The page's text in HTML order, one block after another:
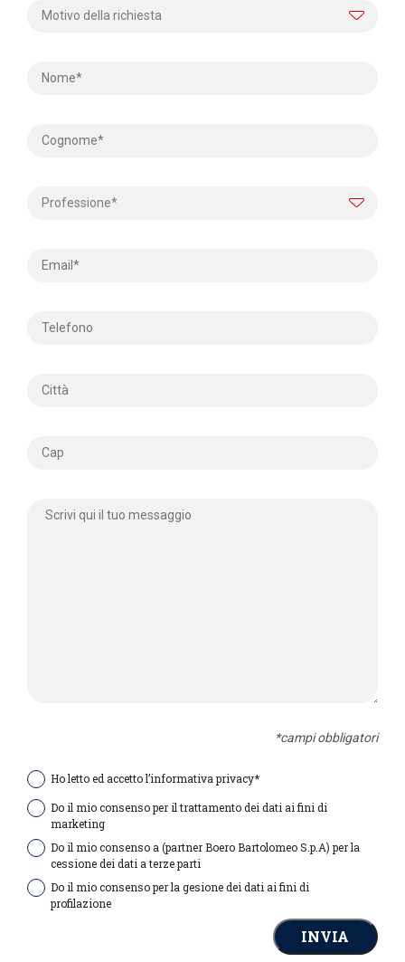
*campi obbligatori
Ho letto ed accetto l’informativa privacy*
Do il mio consenso per il trattamento dei dati ai fini di
marketing
Do il mio consenso a (partner Boero Bartolomeo S.p.A) per la
cessione dei dati a terze parti
Do il mio consenso per la gesione dei dati ai fini di
profilazione